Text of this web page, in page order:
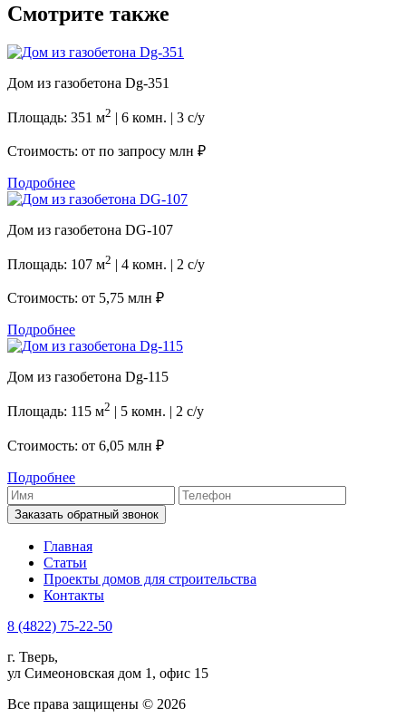
Смотрите также
Дом из газобетона Dg-351
Площадь: 351 м2 | 6 комн. | 3 с/у
Стоимость: от по запросу млн ₽
Подробнее
Дом из газобетона DG-107
Площадь: 107 м2 | 4 комн. | 2 с/у
Стоимость: от 5,75 млн ₽
Подробнее
Дом из газобетона Dg-115
Площадь: 115 м2 | 5 комн. | 2 с/у
Стоимость: от 6,05 млн ₽
Подробнее
Заказать обратный звонок
Главная
Статьи
Проекты домов для строительства
Контакты
8 (4822) 75-22-50
г. Тверь,
ул Симеоновская дом 1, офис 15
Все права защищены © 2026